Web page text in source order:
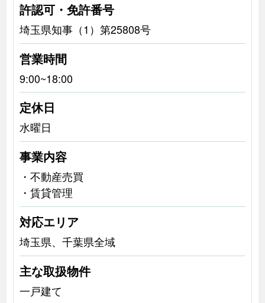
許認可・免許番号
埼玉県知事（1）第25808号
営業時間
9:00~18:00
定休日
水曜日
事業内容
・不動産売買
・賃貸管理
対応エリア
埼玉県、千葉県全域
主な取扱物件
一戸建て